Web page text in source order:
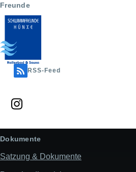
Freunde
RSS-Feed
Dokumente
Satzung & Dokumente